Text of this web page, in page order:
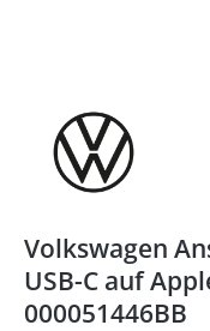
Volkswagen
USB-C auf
000051446BB